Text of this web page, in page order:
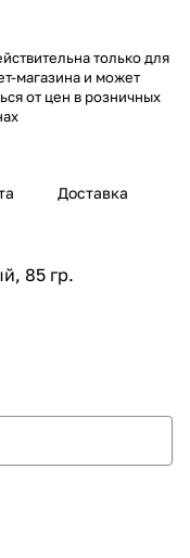
только для
магазина и может
от цен в розничных
Доставка
85 гр.